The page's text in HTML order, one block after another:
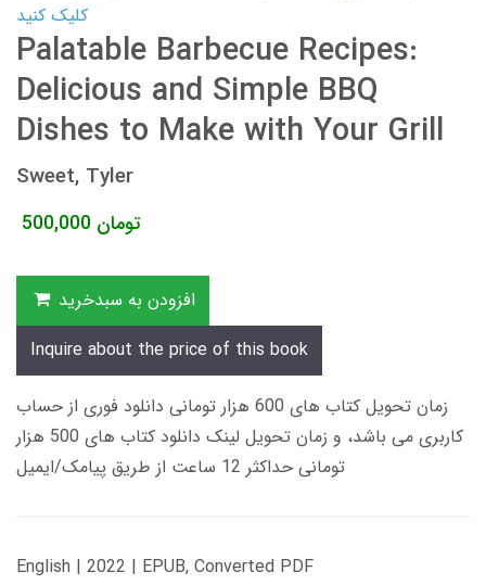
کلیک کنید
Palatable Barbecue Recipes:
Delicious and Simple BBQ
Dishes to Make with Your Grill
Sweet, Tyler
500,000 تومان
افزودن به سبدخرید
Inquire about the price of this book
زمان تحویل کتاب های 600 هزار تومانی دانلود فوری از حساب
کاربری می باشد، و زمان تحویل لینک دانلود کتاب های 500 هزار
تومانی حداکثر 12 ساعت از طریق پیامک/ایمیل
English | 2022 | EPUB, Converted PDF